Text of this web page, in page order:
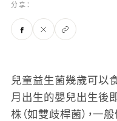
分享：
兒童益生菌幾歲可以
月出生的嬰兒出生後
株（如雙歧桿菌），一